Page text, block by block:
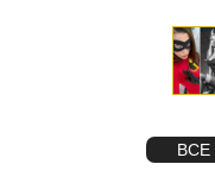
ВСЕ